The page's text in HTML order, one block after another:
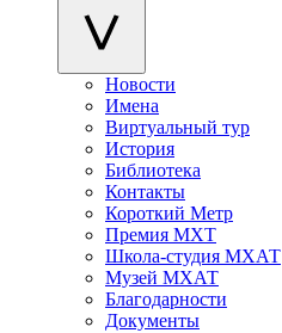
Новости
Имена
Виртуальный тур
История
Библиотека
Контакты
Короткий Метр
Премия МХТ
Школа-студия МХАТ
Музей МХАТ
Благодарности
Документы